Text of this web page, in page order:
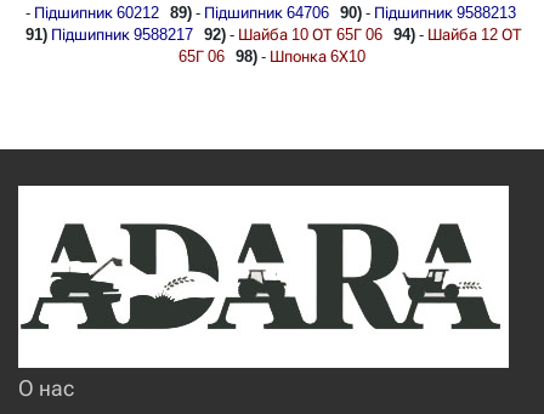
- Підшипник 60212 89)- Підшипник 64706 90) - Підшипник 9588213
91) Підшипник 9588217 92) - Шайба 10 ОТ 65Г 06 94) - Шайба 12 ОТ
65Г 06 98) - Шпонка 6Х10
О нас